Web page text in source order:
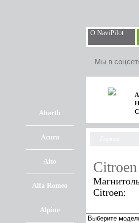
О NaviPilot
Мы в
Abarth
Acura
Aito
Alfa Romeo
Alpine
Citroen
Citroen: